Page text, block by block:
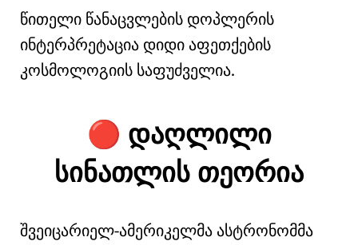
წითელი წანაცვლების დოპლერის
ინტერპრეტაცია დიდი აფეთქების
კოსმოლოგიის საფუძველია.
🔴 დაღლილი
სინათლის თეორია
შვეიცარიელ-ამერიკელმა ასტრონომმა